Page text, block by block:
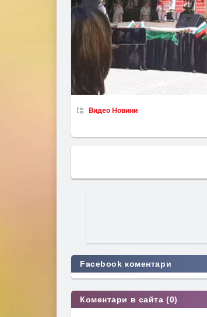
Видео Новини
Facebook коментари
Коментари в сайта (0)